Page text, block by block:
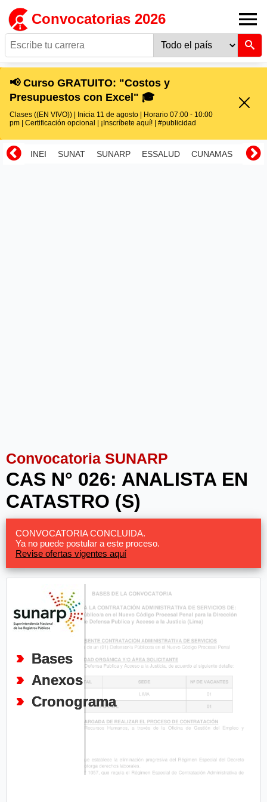
Convocatorias 2026
📢 Curso GRATUITO: "Costos y
Presupuestos con Excel" 🎓
Clases ((EN VIVO)) | Inicia 11 de agosto | Horario 07:00 - 10:00
pm | Certificación opcional | ¡Inscríbete aquí! | #publicidad
INEI SUNAT SUNARP ESSALUD CUNAMAS
Convocatoria SUNARP
CAS N° 026: ANALISTA EN
CATASTRO (S)
CONVOCATORIA CONCLUIDA.
Ya no puede postular a este proceso.
Revise ofertas vigentes aquí
Bases
Anexos
Cronograma